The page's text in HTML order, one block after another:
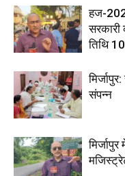
हज-
तिथि
संपन्न